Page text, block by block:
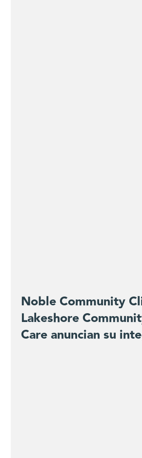
Noble Community
Lakeshore
Care anuncian su